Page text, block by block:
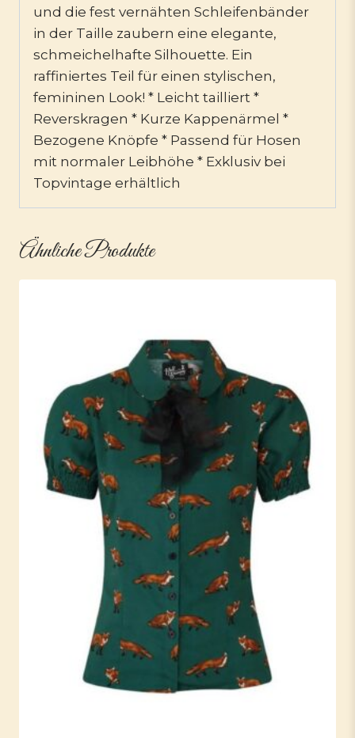
und die fest vernähten Schleifenbänder
in der Taille zaubern eine elegante,
schmeichelhafte Silhouette. Ein
raffiniertes Teil für einen stylischen,
femininen Look! * Leicht tailliert *
Reverskragen * Kurze Kappenärmel *
Bezogene Knöpfe * Passend für Hosen
mit normaler Leibhöhe * Exklusiv bei
Topvintage erhältlich
Ähnliche Produkte